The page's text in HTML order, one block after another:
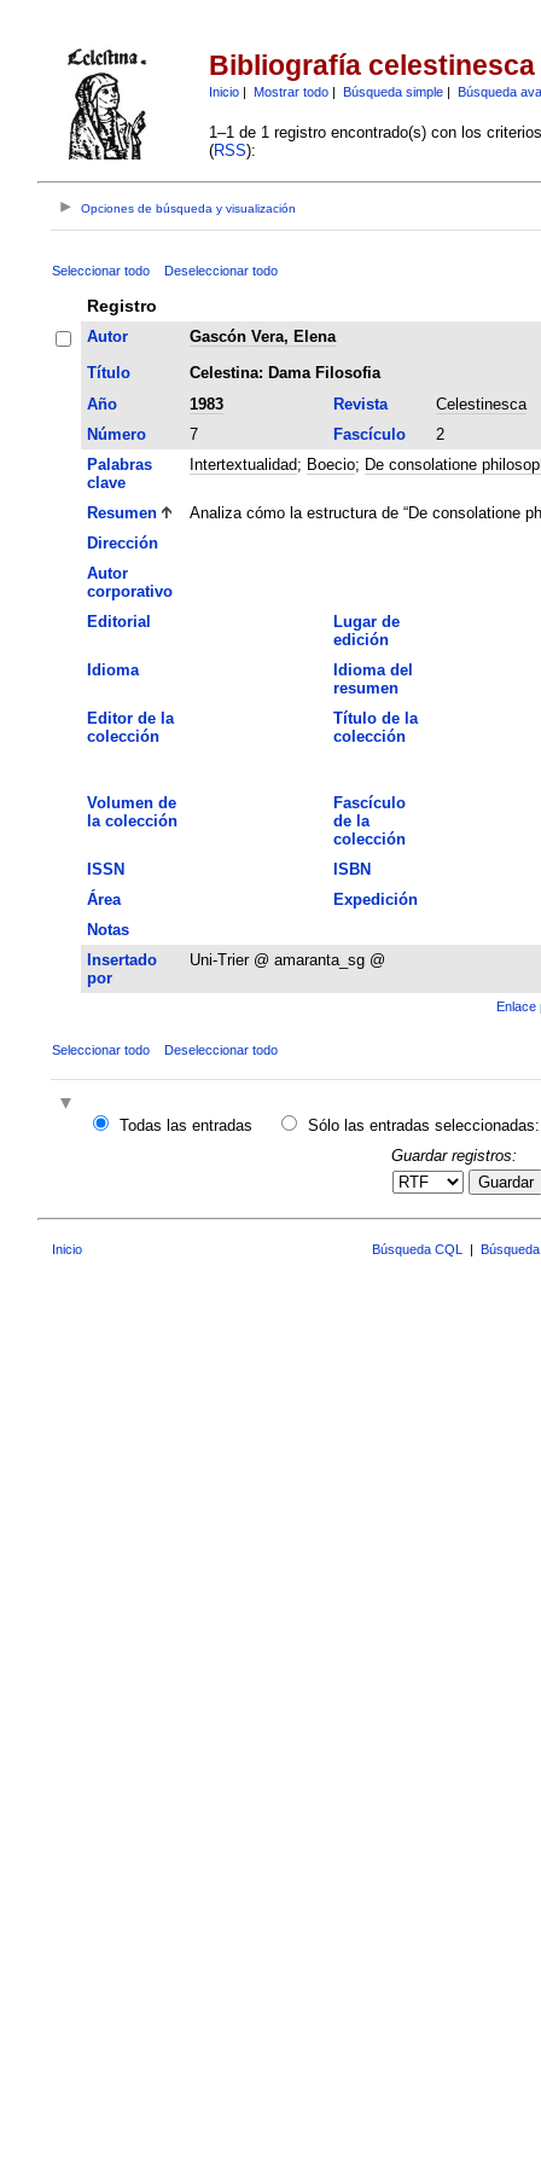
Bibliografía celestinesca
Inicio| Mostrar todo| Búsqueda simple| Búsqueda
1–1 de 1 registro encontrado(s) con los
(RSS):
Opciones de búsqueda y visualización
Seleccionar todo Deseleccionar todo
Registro
Autor
Gascón Vera, Elena
Título
Celestina: Dama Filosofia
Año
1983 Revista
Celestinesca
Número
7 Fascículo
2
Palabras
clave
Intertextualidad; Boecio; De consolatione
Resumen
Analiza cómo la estructura de “De consolatione
Dirección
Autor
corporativo
Editorial
Lugar de
edición
Idioma
Idioma del
resumen
Editor de la
colección
Título de la
colección
Volumen de
la colección
Fascículo
de la
colección
ISSN
ISBN
Área
Expedición
Notas
Insertado
por
Uni-Trier @ amaranta_sg @
Enlace
Seleccionar todo Deseleccionar todo
Todas las entradas
Sólo las entradas seleccionadas:
Guardar registros:
Guardar
Inicio Búsqueda CQL